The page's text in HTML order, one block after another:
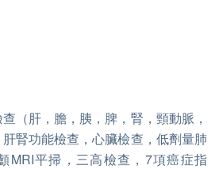
（肝，膽，胰，脾，腎，頸動脈，
腎功能檢查，心臟檢查，低劑量肺
MRI平掃，三高檢查，7項癌症指